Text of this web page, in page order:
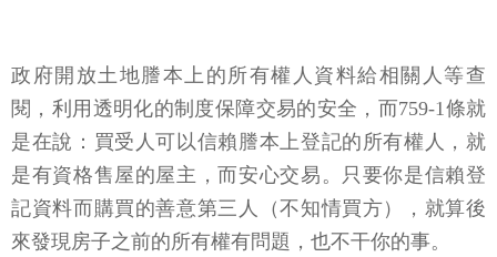
政府開放土地謄本上的所有權人資料給相關人等查
閱，利用透明化的制度保障交易的安全，而759-1條就
是在說：買受人可以信賴謄本上登記的所有權人，就
是有資格售屋的屋主，而安心交易。只要你是信賴登
記資料而購買的善意第三人（不知情買方），就算後
來發現房子之前的所有權有問題，也不干你的事。